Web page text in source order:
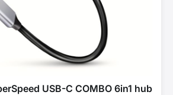
USB-C COMBO 6in1 hub